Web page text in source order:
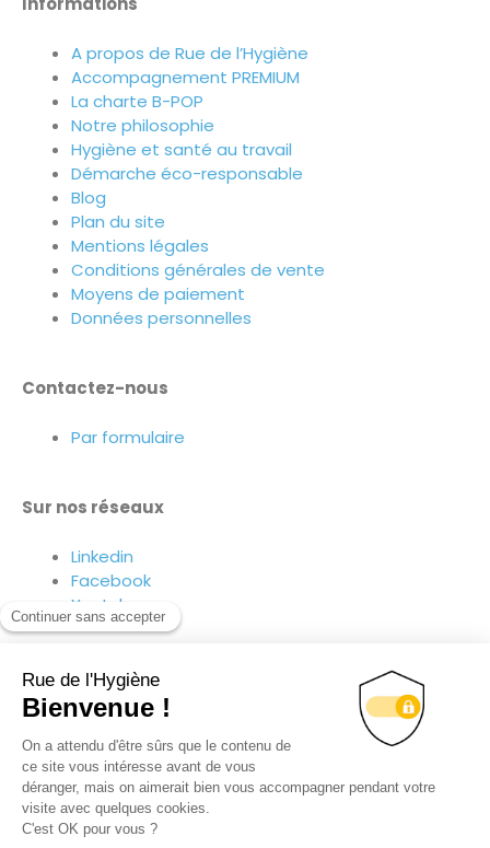
A propos de Rue de l’Hygiène
Accompagnement PREMIUM
La charte B-POP
Notre philosophie
Hygiène et santé au travail
Démarche éco-responsable
Blog
Plan du site
Mentions légales
Conditions générales de vente
Moyens de paiement
Données personnelles
Contactez-nous
Par formulaire
Sur nos réseaux
Linkedin
Facebook
Youtube
Suivez-nous sur nos réseaux !